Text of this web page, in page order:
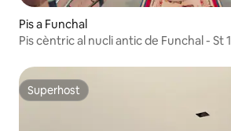
Pis a Funchal
Pis cèntric al nucli antic de Funchal - St 1
Superhost
Superhost